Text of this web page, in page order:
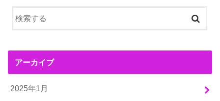
アーカイブ
2025年1月